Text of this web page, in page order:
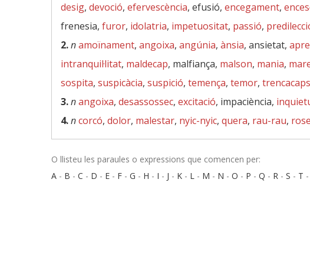
desig, devoció, efervescència, efusió, encegament,
frenesia, furor, idolatria, impetuositat, passió,
2.namoïnament, angoixa, angúnia, ànsia, ansietat,
intranquil·litat, maldecap, malfiança, malson, mania,
sospita, suspicàcia, suspició, temença, temor, trencacaps
3.nangoixa, desassossec, excitació, impaciència,
4.ncorcó, dolor, malestar, nyic-nyic, quera, rau-rau,
O llisteu les paraules o expressions que comencen per:
A - B - C - D - E - F - G - H - I - J - K - L - M - N - O - P - Q - R - S - T -